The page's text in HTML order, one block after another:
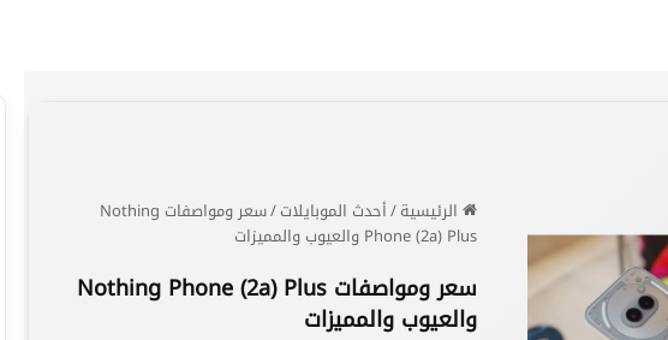
الرئيسية/أحدث الموبايلات/
سعر ومواصفات Nothing
Phone (2a) Plus والعيوب والمميزات
سعر ومواصفات Nothing Phone (2a) Plus
والعيوب والمميزات